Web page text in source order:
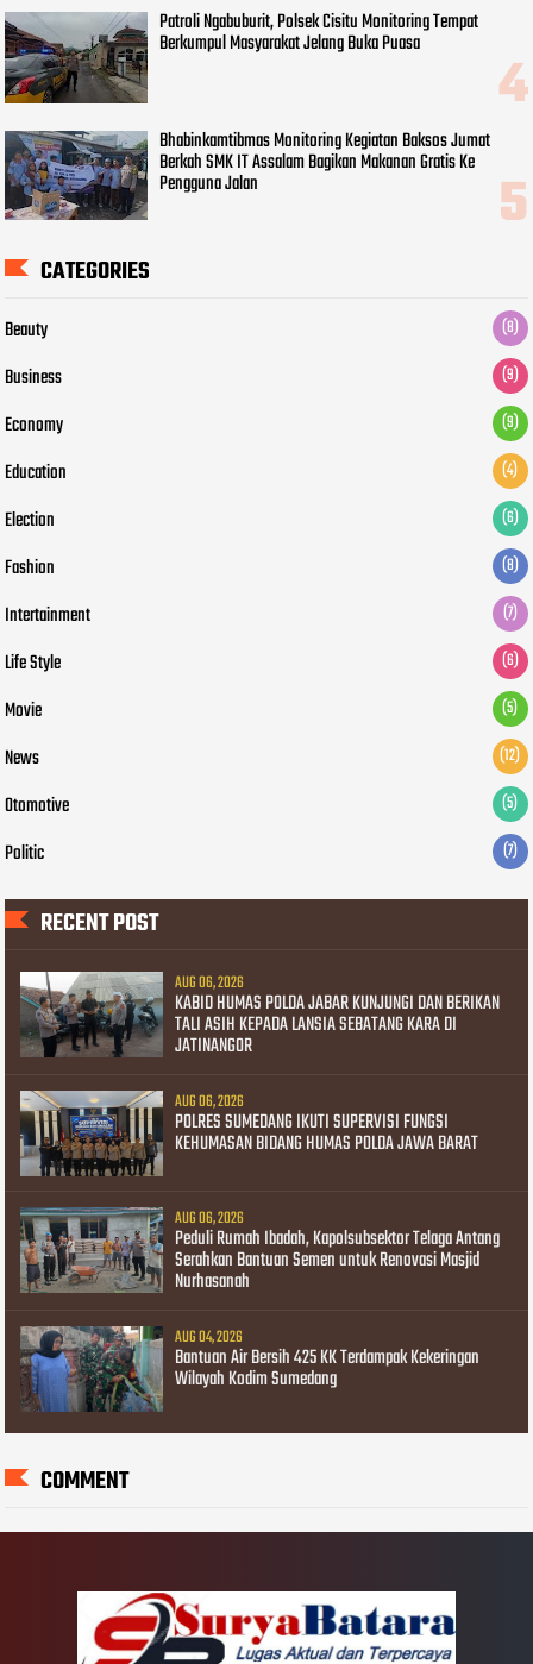
Patroli Ngabuburit, Polsek Cisitu Monitoring Tempat
Berkumpul Masyarakat Jelang Buka Puasa
Bhabinkamtibmas Monitoring Kegiatan Baksos Jumat
Berkah SMK IT Assalam Bagikan Makanan Gratis Ke
Pengguna Jalan
CATEGORIES
Beauty (8)
Business (9)
Economy (9)
Education (4)
Election (6)
Fashion (8)
Intertainment (7)
Life Style (6)
Movie (5)
News (12)
Otomotive (5)
Politic (7)
RECENT POST
AUG 06, 2026
KABID HUMAS POLDA JABAR KUNJUNGI DAN BERIKAN
TALI ASIH KEPADA LANSIA SEBATANG KARA DI
JATINANGOR
AUG 06, 2026
POLRES SUMEDANG IKUTI SUPERVISI FUNGSI
KEHUMASAN BIDANG HUMAS POLDA JAWA BARAT
AUG 06, 2026
Peduli Rumah Ibadah, Kapolsubsektor Telaga Antang
Serahkan Bantuan Semen untuk Renovasi Masjid
Nurhasanah
AUG 04, 2026
Bantuan Air Bersih 425 KK Terdampak Kekeringan
Wilayah Kodim Sumedang
COMMENT